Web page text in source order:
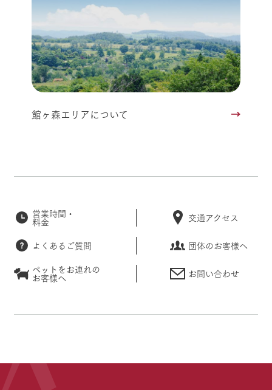
館ヶ森エリアについて
営業時間・
料金 交通アクセス
よくあるご質問
団体のお客様へ
ペットをお連れの
お客様へ お問い合わせ